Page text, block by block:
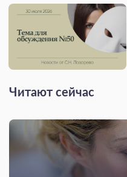
Читают сейчас